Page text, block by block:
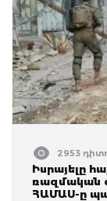
2953
Իսրայելը
ռազմական
ՀԱՄԱՍ-ը